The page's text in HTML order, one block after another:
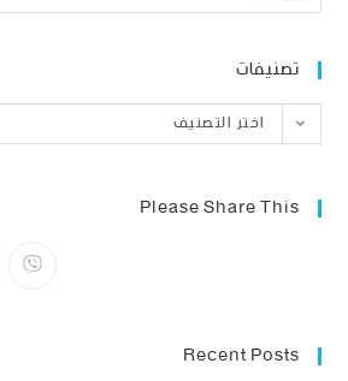
تصنيفات
اختر التصنيف
Please Share This
Recent Posts